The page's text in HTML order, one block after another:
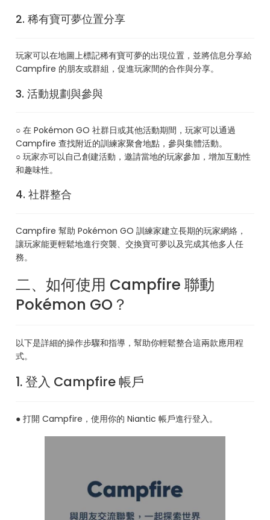
2. 稀有寶可夢位置分享
玩家可以在地圖上標記稀有寶可夢的出現位置，並將信息分享給
Campfire 的朋友或群組，促進玩家間的合作與分享。
3. 活動規劃與參與
○ 在 Pokémon GO 社群日或其他活動期間，玩家可以通過
Campfire 查找附近的訓練家聚會地點，參與集體活動。
○ 玩家亦可以自己創建活動，邀請當地的玩家參加，增加互動性
和趣味性。
4. 社群整合
Campfire 幫助 Pokémon GO 訓練家建立長期的玩家網絡，
讓玩家能更輕鬆地進行突襲、交換寶可夢以及完成其他多人任
務。
二、如何使用 Campfire 聯動
Pokémon GO？
以下是詳細的操作步驟和指導，幫助你輕鬆整合這兩款應用程
式。
1. 登入 Campfire 帳戶
● 打開 Campfire，使用你的 Niantic 帳戶進行登入。